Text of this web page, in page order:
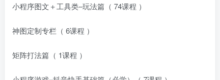
小程序图文＋工具类–玩法篇（ 74课程 ）
神图定制专栏（ 6课程 ）
矩阵打法篇（ 1课程 ）